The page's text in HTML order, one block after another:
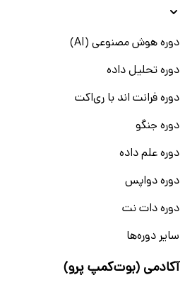
دوره هوش مصنوعی (AI)
دوره تحلیل داده
دوره فرانت اند با ری‌اکت
دوره جنگو
دوره علم داده
دوره دواپس
دوره دات نت
سایر دوره‌ها
آکادمی (بوت‌کمپ پرو)